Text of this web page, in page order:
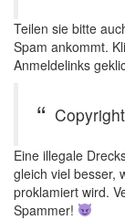
Teilen sie bitte
Spam ankommt.
Anmeldelinks
Eine illegale
gleich viel besser,
proklamiert wird.
Spammer!